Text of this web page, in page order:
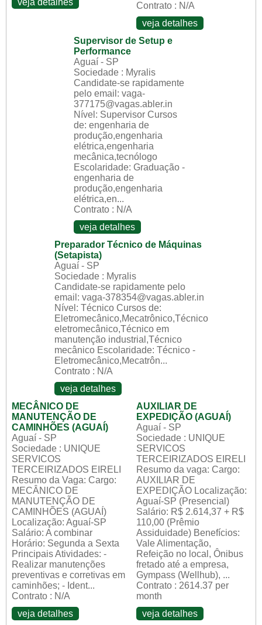
Contrato : N/A
veja detalhes
Supervisor de Setup e
Performance
Aguaí - SP
Sociedade : Myralis
Candidate-se rapidamente
pelo email: vaga-
377175@vagas.abler.in
Nível: Supervisor Cursos
de: engenharia de
produção,engenharia
elétrica,engenharia
mecânica,tecnólogo
Escolaridade: Graduação -
engenharia de
produção,engenharia
elétrica,en...
Contrato : N/A
veja detalhes
Preparador Técnico de Máquinas
(Setapista)
Aguaí - SP
Sociedade : Myralis
Candidate-se rapidamente pelo
email: vaga-378354@vagas.abler.in
Nível: Técnico Cursos de:
Eletromecânico,Mecatrônico,Técnico
eletromecânico,Técnico em
manutenção industrial,Técnico
mecânico Escolaridade: Técnico -
Eletromecânico,Mecatrôn...
Contrato : N/A
veja detalhes
MECÂNICO DE
MANUTENÇÃO DE
CAMINHÕES (AGUAÍ)
Aguaí - SP
Sociedade : UNIQUE
SERVICOS
TERCEIRIZADOS EIRELI
Resumo da Vaga: Cargo:
MECÂNICO DE
MANUTENÇÃO DE
CAMINHÕES (AGUAÍ)
Localização: Aguaí-SP
Salário: A combinar
Horário: Segunda a Sexta
Principais Atividades: -
Realizar manutenções
preventivas e corretivas em
caminhões; - Ident...
Contrato : N/A
veja detalhes
AUXILIAR DE
EXPEDIÇÃO (AGUAÍ)
Aguaí - SP
Sociedade : UNIQUE
SERVICOS
TERCEIRIZADOS EIRELI
Resumo da vaga: Cargo:
AUXILIAR DE
EXPEDIÇÃO Localização:
Aguaí-SP (Presencial)
Salário: R$ 2.614,37 + R$
110,00 (Prêmio
Assiduidade) Benefícios:
Vale Alimentação,
Refeição no local, Ônibus
fretado até a empresa,
Gympass (Wellhub), ...
Contrato : 2614.37 per
month
veja detalhes